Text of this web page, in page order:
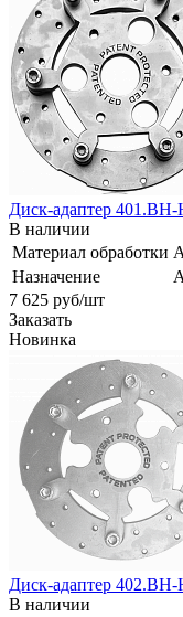
Диск-адаптер
В наличии
Материал обработки
Назначение
7 625 руб/шт
Заказать
Новинка
Диск-адаптер
В наличии